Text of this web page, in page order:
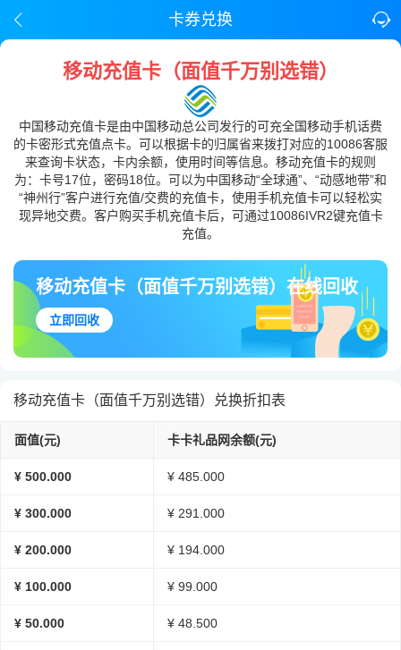
卡券兑换
移动充值卡（面值千万别选错）
中国移动充值卡是由中国移动总公司发行的可充全国移动手机话费
的卡密形式充值点卡。可以根据卡的归属省来拨打对应的10086客服
来查询卡状态，卡内余额，使用时间等信息。移动充值卡的规则
为：卡号17位，密码18位。可以为中国移动“全球通”、“动感地带”和
“神州行”客户进行充值/交费的充值卡，使用手机充值卡可以轻松实
现异地交费。客户购买手机充值卡后，可通过10086IVR2键充值卡
充值。
移动充值卡（面值千万别选错）在线回收
立即回收
移动充值卡（面值千万别选错）兑换折扣表
面值(元) 卡卡礼品网余额(元)
¥ 500.000 ¥ 485.000
¥ 300.000 ¥ 291.000
¥ 200.000 ¥ 194.000
¥ 100.000 ¥ 99.000
¥ 50.000 ¥ 48.500